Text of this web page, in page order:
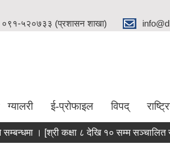
५२०७३३ (प्रशासन शाखा)
ग्यालरी ई-प्रोफाइल विपद्
। [श्री कक्षा ८ देखि १० सम्म सञ्चालित